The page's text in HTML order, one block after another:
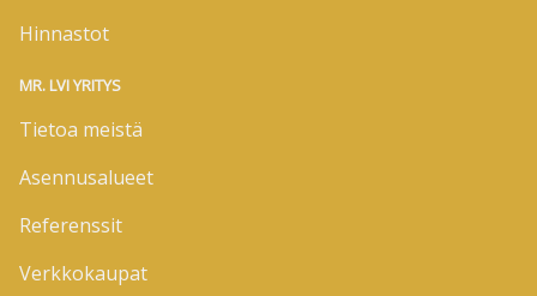
Hinnastot
MR. LVI YRITYS
Tietoa meistä
Asennusalueet
Referenssit
Verkkokaupat